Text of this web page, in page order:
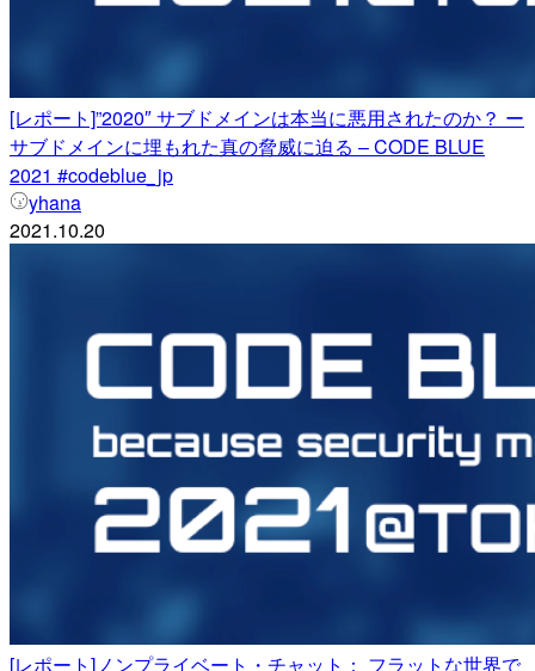
[レポート]”2020″ サブドメインは本当に悪用されたのか？ ー
サブドメインに埋もれた真の脅威に迫る – CODE BLUE
2021 #codeblue_jp
yhana
2021.10.20
[レポート]ノンプライベート・チャット： フラットな世界で